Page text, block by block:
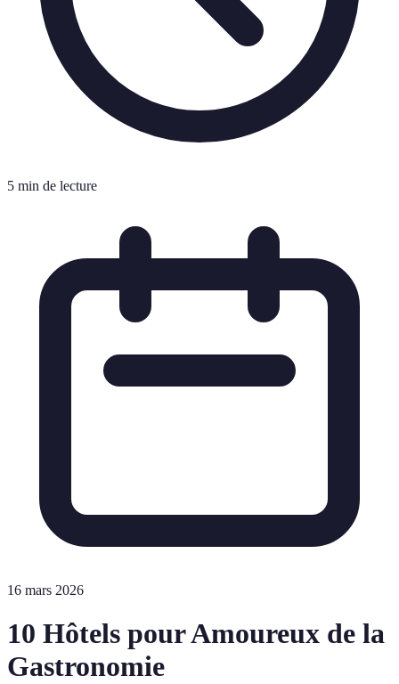
5 min de lecture
16 mars 2026
10 Hôtels pour Amoureux de la
Gastronomie